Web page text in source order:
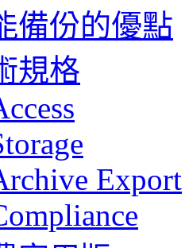
備份的優點
規格
Export